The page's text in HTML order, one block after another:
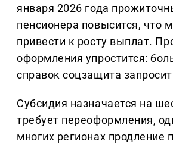
января 2026 года
пенсионера повысится, что
привести к росту выплат.
оформления упростится:
справок соцзащита
Субсидия назначается на
требует переоформления,
многих регионах продление